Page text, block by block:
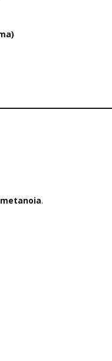
.